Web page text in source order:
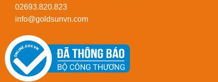
02693.820.823
info@goldsunvn.com